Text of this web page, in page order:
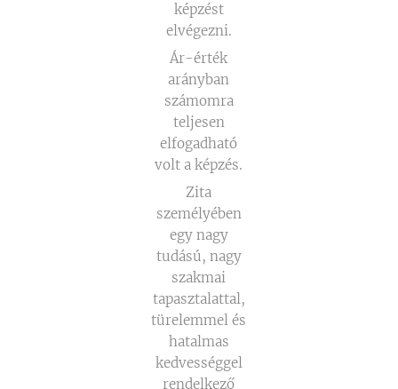
képzést
elvégezni.
Ár-érték
arányban
számomra
teljesen
elfogadható
volt a képzés.
Zita
személyében
egy nagy
tudású, nagy
szakmai
tapasztalattal,
türelemmel és
hatalmas
kedvességgel
rendelkező